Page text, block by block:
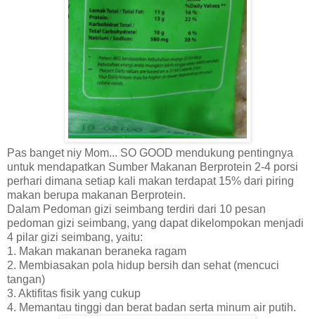
Pas banget niy Mom... SO GOOD mendukung pentingnya
untuk mendapatkan Sumber Makanan Berprotein 2-4 porsi
perhari dimana setiap kali makan terdapat 15% dari piring
makan berupa makanan Berprotein.
Dalam Pedoman gizi seimbang terdiri dari 10 pesan
pedoman gizi seimbang, yang dapat dikelompokan menjadi
4 pilar gizi seimbang, yaitu:
1. Makan makanan beraneka ragam
2. Membiasakan pola hidup bersih dan sehat (mencuci
tangan)
3. Aktifitas fisik yang cukup
4. Memantau tinggi dan berat badan serta minum air putih.